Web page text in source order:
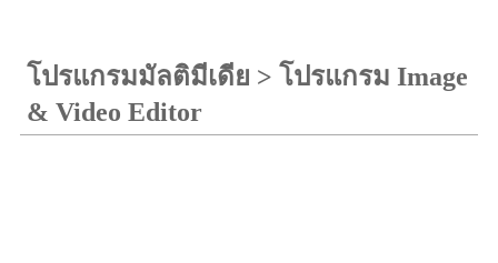
โปรแกรมมัลติมีเดีย > โปรแกรม Image
& Video Editor